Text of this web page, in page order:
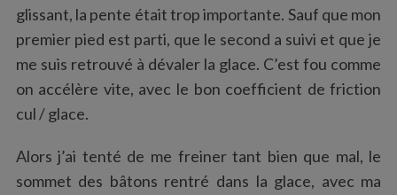
glissant, la pente était trop importante. Sauf que mon
premier pied est parti, que le second a suivi et que je
me suis retrouvé à dévaler la glace. C’est fou comme
on accélère vite, avec le bon coefficient de friction
cul / glace.
Alors j’ai tenté de me freiner tant bien que mal, le
sommet des bâtons rentré dans la glace, avec ma